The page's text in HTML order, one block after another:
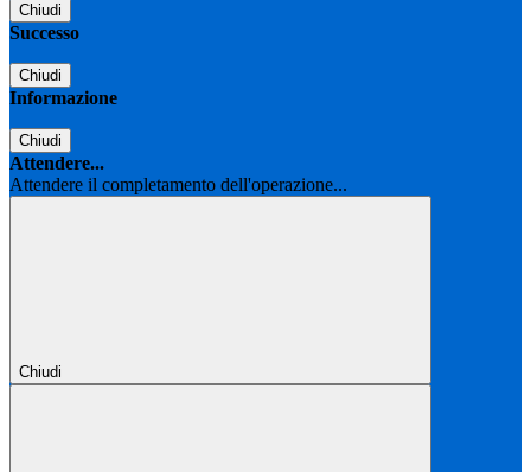
Chiudi
Successo
Chiudi
Informazione
Chiudi
Attendere...
Attendere il completamento dell'operazione...
Chiudi